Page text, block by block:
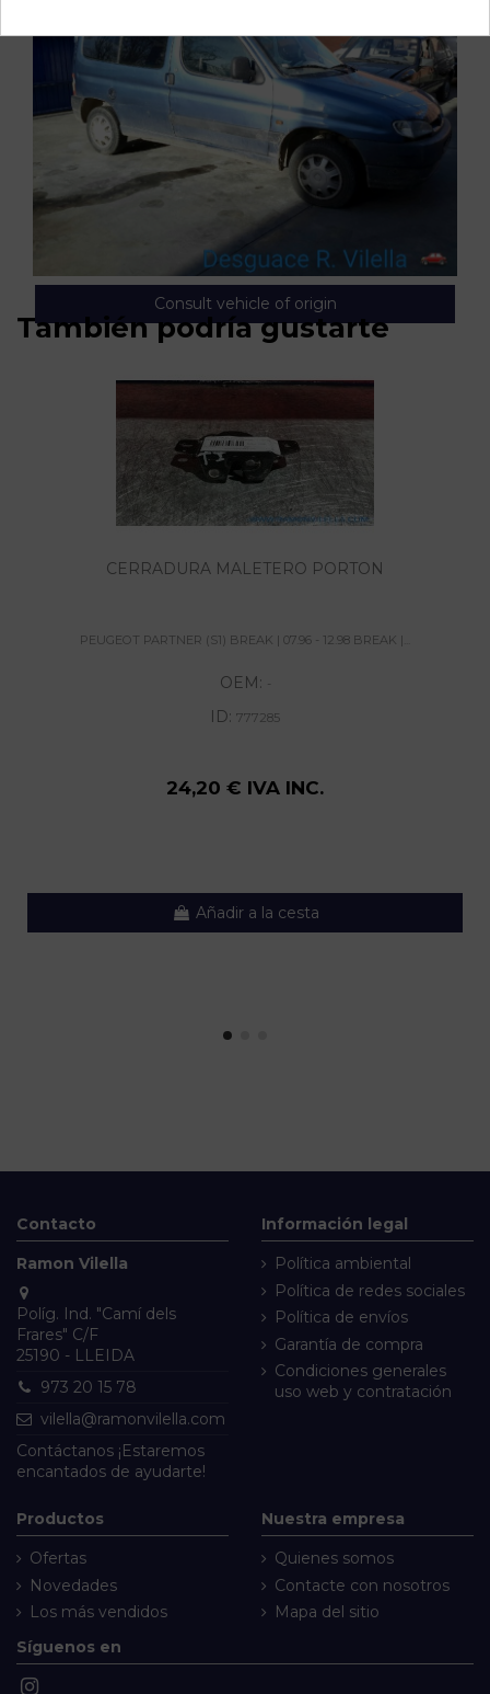
Consult vehicle of origin
También podría gustarte
CERRADURA MALETERO PORTON
PEUGEOT PARTNER (S1) BREAK | 07.96 - 12.98 BREAK |...
OEM: -
ID: 777285
24,20 € IVA INC.
Añadir a la cesta
Contacto
Ramon Vilella
Políg. Ind. "Camí dels
Frares" C/F
25190 - LLEIDA
973 20 15 78
vilella@ramonvilella.com
Contáctanos ¡Estaremos
encantados de ayudarte!
Información legal
Política ambiental
Política de redes sociales
Política de envíos
Garantía de compra
Condiciones generales
uso web y contratación
Productos
Ofertas
Novedades
Los más vendidos
Nuestra empresa
Quienes somos
Contacte con nosotros
Mapa del sitio
Síguenos en